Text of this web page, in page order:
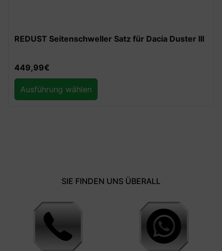
REDUST Seitenschweller Satz für Dacia Duster III
449,99€
Ausführung wählen
SIE FINDEN UNS ÜBERALL